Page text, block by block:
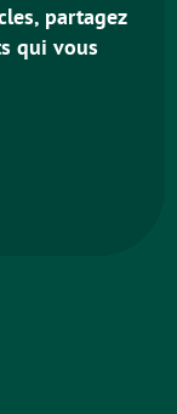
partagez
qui vous